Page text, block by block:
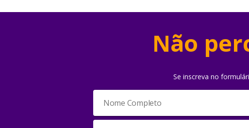
Não
Se inscreva no